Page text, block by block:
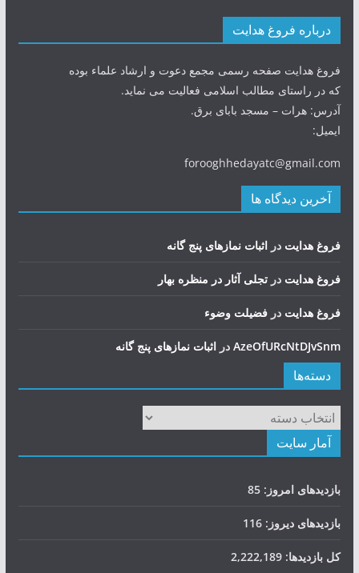
درباره فروغ هدایت
فروغ هدایت صفحه رسمی مجمع دعوت و ارشاد علماء بوده
که در راستای مطالب اسلامی فعالیت می نماید.
آدرس: هرات – مسجد بابای برق.
ایمیل:
forooghhedayatc@gmail.com
آخرین دیدگاه ها
فروغ هدایت در اثبات نمازهای پنج گانه
فروغ هدایت در تجلی آثار در منظره بهار
فروغ هدایت در فضيلت وضوء
AzeOfURcNtDJvSnmدر اثبات نمازهای پنج گانه
دسته‌ها
دسته‌ها
آمار سایت
بازدیدهای امروز: 85
بازدیدهای دیروز: 116
کل بازدیدها: 2,222,189